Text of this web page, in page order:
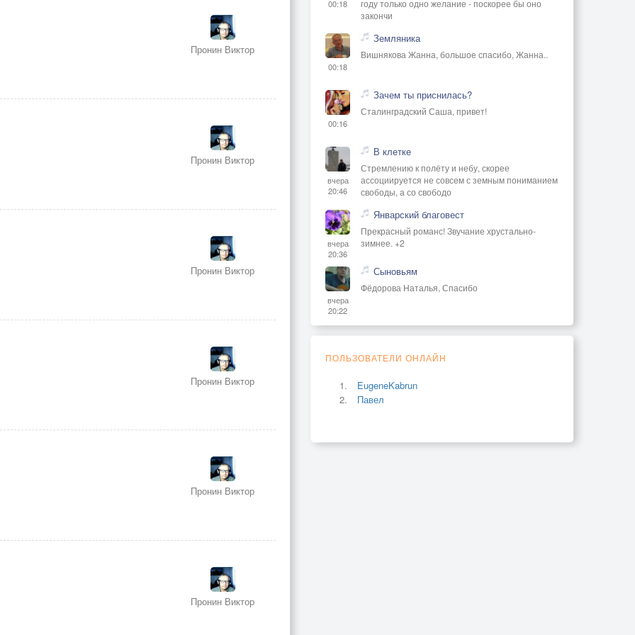
Пронин Виктор
Пронин Виктор
Пронин Виктор
Пронин Виктор
Пронин Виктор
Пронин Виктор
00:18
году только одно желание - поскорее бы оно
закончи
00:18
Земляника
Вишнякова Жанна, большое спасибо, Жанна..
00:16
Зачем ты приснилась?
Сталинградский Саша, привет!
вчера
20:46
В клетке
Стремлению к полёту и небу, скорее
ассоциируется не совсем с земным пониманием
свободы, а со свободо
вчера
20:36
Январский благовест
Прекрасный романс! Звучание хрустально-
зимнее. +2
вчера
20:22
Сыновьям
Фёдорова Наталья, Спасибо
ПОЛЬЗОВАТЕЛИ ОНЛАЙН
EugeneKabrun
Павел